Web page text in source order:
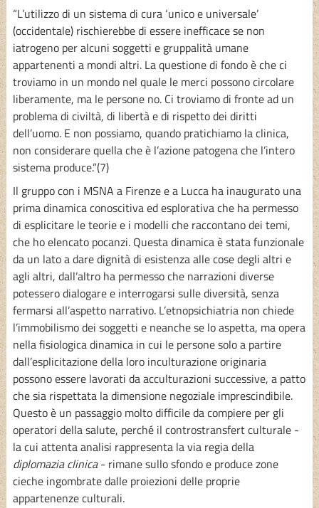
“L’utilizzo di un sistema di cura ‘unico e universale’
(occidentale) rischierebbe di essere inefficace se non
iatrogeno per alcuni soggetti e gruppalità umane
appartenenti a mondi altri. La questione di fondo è che ci
troviamo in un mondo nel quale le merci possono circolare
liberamente, ma le persone no. Ci troviamo di fronte ad un
problema di civiltà, di libertà e di rispetto dei diritti
dell’uomo. E non possiamo, quando pratichiamo la clinica,
non considerare quella che è l’azione patogena che l’intero
sistema produce.”(7)
Il gruppo con i MSNA a Firenze e a Lucca ha inaugurato una
prima dinamica conoscitiva ed esplorativa che ha permesso
di esplicitare le teorie e i modelli che raccontano dei temi,
che ho elencato pocanzi. Questa dinamica è stata funzionale
da un lato a dare dignità di esistenza alle cose degli altri e
agli altri, dall’altro ha permesso che narrazioni diverse
potessero dialogare e interrogarsi sulle diversità, senza
fermarsi all’aspetto narrativo. L’etnopsichiatria non chiede
l’immobilismo dei soggetti e neanche se lo aspetta, ma opera
nella fisiologica dinamica in cui le persone solo a partire
dall’esplicitazione della loro inculturazione originaria
possono essere lavorati da acculturazioni successive, a patto
che sia rispettata la dimensione negoziale imprescindibile.
Questo è un passaggio molto difficile da compiere per gli
operatori della salute, perché il controstransfert culturale -
la cui attenta analisi rappresenta la via regia della
diplomazia clinica- rimane sullo sfondo e produce zone
cieche ingombrate dalle proiezioni delle proprie
appartenenze culturali.